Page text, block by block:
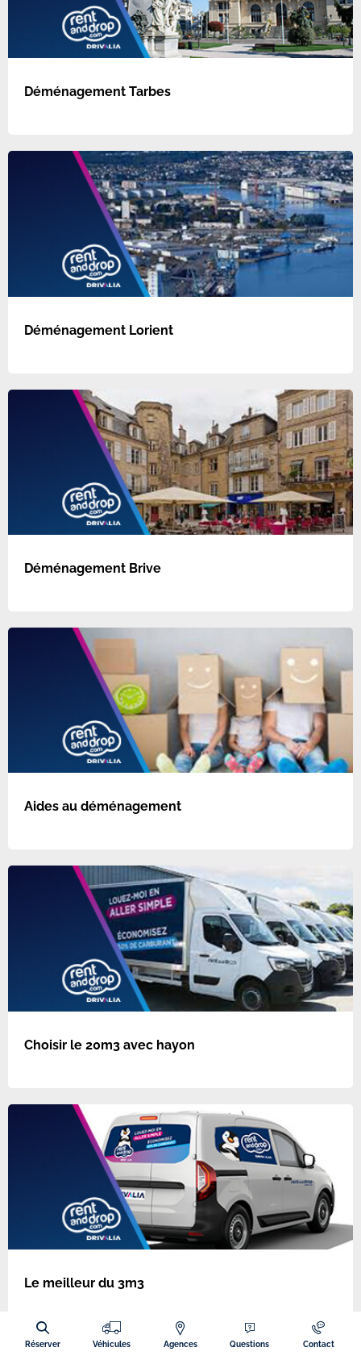
Réserver Véhicules Agences Questions Contact
Déménagement Tarbes
Déménagement Lorient
Déménagement Brive
Aides au déménagement
Choisir le 20m3 avec hayon
Le meilleur du 3m3